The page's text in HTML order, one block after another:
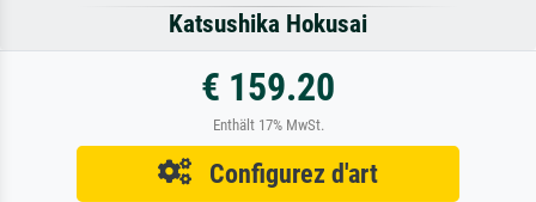
Katsushika Hokusai
€ 159.20
Enthält 17% MwSt.
Configurez d'art